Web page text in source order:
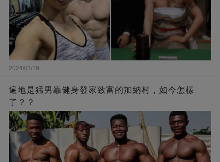
2024/01/19
遍地是猛男靠健身發家致富的加納村，如今怎樣
了？？